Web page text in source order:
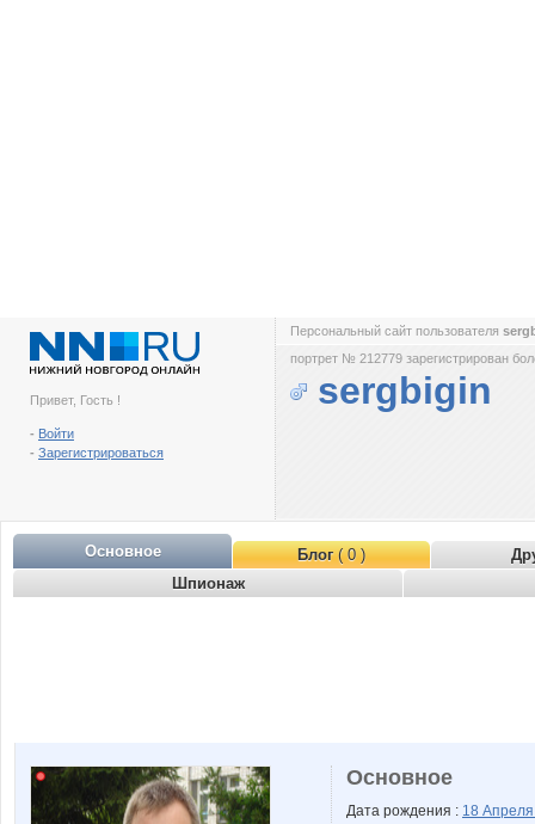
Привет, Гость !
- Войти
- Зарегистрироваться
Персональный сайт пользователя
портрет № 212779 зарегистрирован
sergbigin
Основное Блог( 0 )
Шпионаж
Основное
Дата рождения : 18